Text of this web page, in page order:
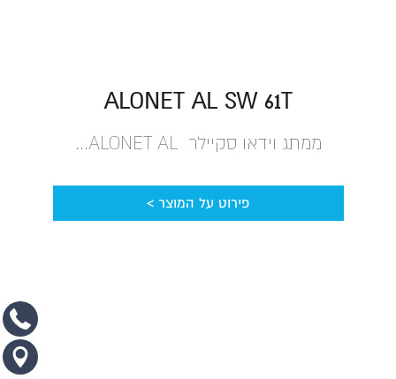
ALONET AL SW 61T
ממתג וידאו סקיילר ALONET AL...
פירוט על המוצר >